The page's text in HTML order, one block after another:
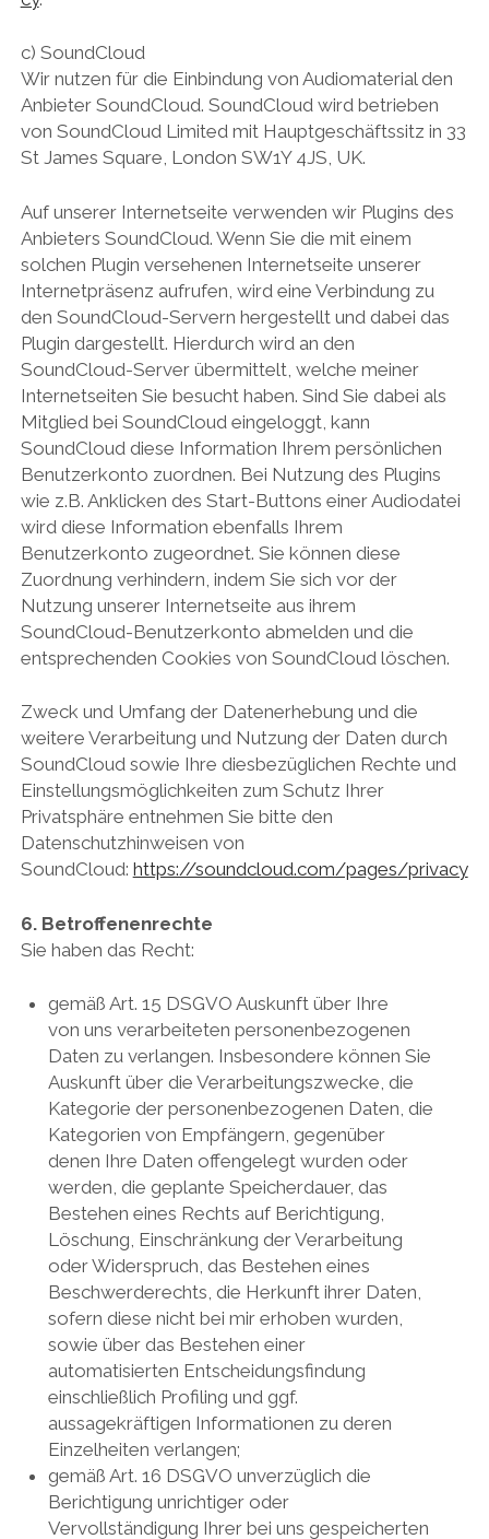
c) SoundCloud
Wir nutzen für die Einbindung von Audiomaterial den
Anbieter SoundCloud. SoundCloud wird betrieben
von SoundCloud Limited mit Hauptgeschäftssitz in 33
St James Square, London SW1Y 4JS, UK.
Auf unserer Internetseite verwenden wir Plugins des
Anbieters SoundCloud. Wenn Sie die mit einem
solchen Plugin versehenen Internetseite unserer
Internetpräsenz aufrufen, wird eine Verbindung zu
den SoundCloud-Servern hergestellt und dabei das
Plugin dargestellt. Hierdurch wird an den
SoundCloud-Server übermittelt, welche meiner
Internetseiten Sie besucht haben. Sind Sie dabei als
Mitglied bei SoundCloud eingeloggt, kann
SoundCloud diese Information Ihrem persönlichen
Benutzerkonto zuordnen. Bei Nutzung des Plugins
wie z.B. Anklicken des Start-Buttons einer Audiodatei
wird diese Information ebenfalls Ihrem
Benutzerkonto zugeordnet. Sie können diese
Zuordnung verhindern, indem Sie sich vor der
Nutzung unserer Internetseite aus ihrem
SoundCloud-Benutzerkonto abmelden und die
entsprechenden Cookies von SoundCloud löschen.
Zweck und Umfang der Datenerhebung und die
weitere Verarbeitung und Nutzung der Daten durch
SoundCloud sowie Ihre diesbezüglichen Rechte und
Einstellungsmöglichkeiten zum Schutz Ihrer
Privatsphäre entnehmen Sie bitte den
Datenschutzhinweisen von
SoundCloud: https://soundcloud.com/pages/privacy
6. Betroffenenrechte
Sie haben das Recht:
gemäß Art. 15 DSGVO Auskunft über Ihre
von uns verarbeiteten personenbezogenen
Daten zu verlangen. Insbesondere können Sie
Auskunft über die Verarbeitungszwecke, die
Kategorie der personenbezogenen Daten, die
Kategorien von Empfängern, gegenüber
denen Ihre Daten offengelegt wurden oder
werden, die geplante Speicherdauer, das
Bestehen eines Rechts auf Berichtigung,
Löschung, Einschränkung der Verarbeitung
oder Widerspruch, das Bestehen eines
Beschwerderechts, die Herkunft ihrer Daten,
sofern diese nicht bei mir erhoben wurden,
sowie über das Bestehen einer
automatisierten Entscheidungsfindung
einschließlich Profiling und ggf.
aussagekräftigen Informationen zu deren
Einzelheiten verlangen;
gemäß Art. 16 DSGVO unverzüglich die
Berichtigung unrichtiger oder
Vervollständigung Ihrer bei uns gespeicherten